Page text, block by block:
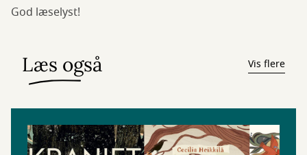
God læselyst!
Læs også Vis flere